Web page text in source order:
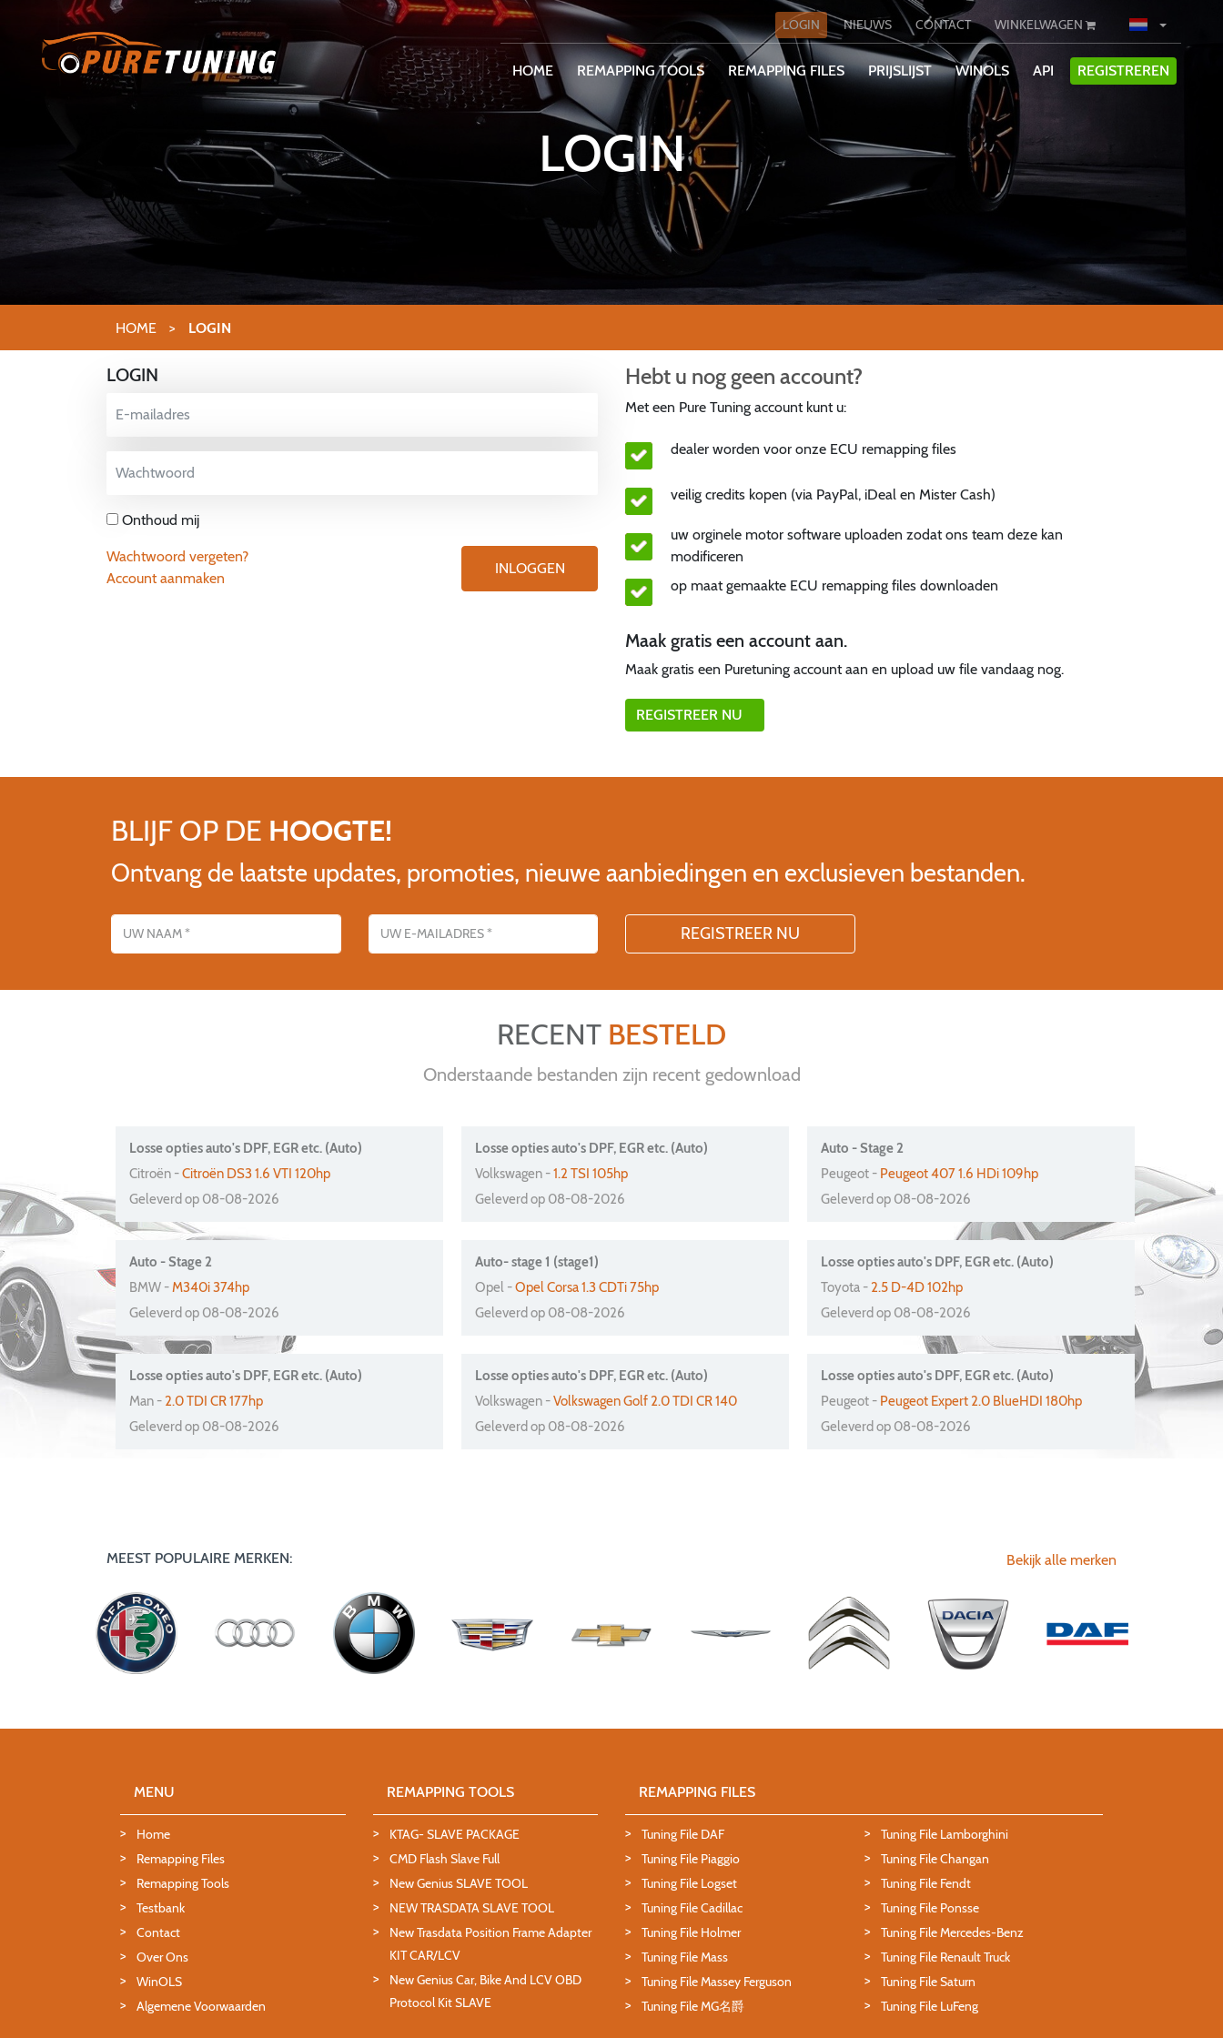
LOGIN NIEUWS CONTACT WINKELWAGEN
HOME REMAPPING TOOLS REMAPPING FILES PRIJSLIJST WINOLS API REGISTREREN
LOGIN
HOME > LOGIN
LOGIN
Onthoud mij
Wachtwoord vergeten?
Account aanmaken
Hebt u nog geen account?
Met een Pure Tuning account kunt u:
dealer worden voor onze ECU remapping files
veilig credits kopen (via PayPal, iDeal en Mister Cash)
uw orginele motor software uploaden zodat ons team deze kan
modificeren
op maat gemaakte ECU remapping files downloaden
Maak gratis een account aan.
Maak gratis een Puretuning account aan en upload uw file vandaag nog.
REGISTREER NU
BLIJF OP DE HOOGTE!
Ontvang de laatste updates, promoties, nieuwe aanbiedingen en exclusieven bestanden.
RECENT BESTELD
Onderstaande bestanden zijn recent gedownload
Losse opties auto's DPF, EGR etc. (Auto)
Citroën -Citroën DS3 1.6 VTI 120hp
Geleverd op 08-08-2026
Losse opties auto's DPF, EGR etc. (Auto)
Volkswagen -1.2 TSI 105hp
Geleverd op 08-08-2026
Auto - Stage 2
Peugeot - Peugeot 407 1.6 HDi 109hp
Geleverd op 08-08-2026
Auto - Stage 2
BMW -M340i 374hp
Geleverd op 08-08-2026
Auto- stage 1 (stage1)
Opel -Opel Corsa 1.3 CDTi 75hp
Geleverd op 08-08-2026
Losse opties auto's DPF, EGR etc. (Auto)
Toyota - 2.5 D-4D 102hp
Geleverd op 08-08-2026
Losse opties auto's DPF, EGR etc. (Auto)
Man - 2.0 TDI CR 177hp
Geleverd op 08-08-2026
Losse opties auto's DPF, EGR etc. (Auto)
Volkswagen -Volkswagen Golf 2.0 TDI CR 140
Geleverd op 08-08-2026
Losse opties auto's DPF, EGR etc. (Auto)
Peugeot - Peugeot Expert 2.0 BlueHDI 180hp
Geleverd op 08-08-2026
MEEST POPULAIRE MERKEN: Bekijk alle merken
MENU
Home
Remapping Files
Remapping Tools
Testbank
Contact
Over Ons
WinOLS
Algemene Voorwaarden
REMAPPING TOOLS
KTAG- SLAVE PACKAGE
CMD Flash Slave Full
New Genius SLAVE TOOL
NEW TRASDATA SLAVE TOOL
New Trasdata Position Frame Adapter
KIT CAR/LCV
New Genius Car, Bike And LCV OBD
Protocol Kit SLAVE
REMAPPING FILES
Tuning File DAF
Tuning File Piaggio
Tuning File Logset
Tuning File Cadillac
Tuning File Holmer
Tuning File Mass
Tuning File Massey Ferguson
Tuning File MG名爵
Tuning File Lamborghini
Tuning File Changan
Tuning File Fendt
Tuning File Ponsse
Tuning File Mercedes-Benz
Tuning File Renault Truck
Tuning File Saturn
Tuning File LuFeng